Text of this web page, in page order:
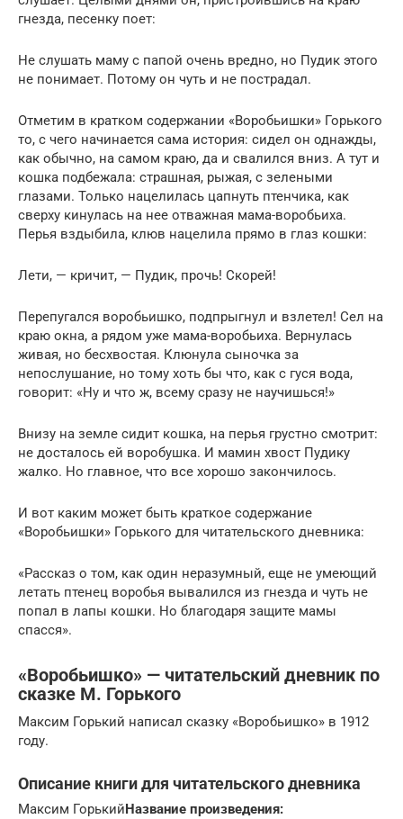
гнезда, песенку поет:
Не слушать маму с папой очень вредно, но Пудик этого
не понимает. Потому он чуть и не пострадал.
Отметим в кратком содержании «Воробьишки» Горького
то, с чего начинается сама история: сидел он однажды,
как обычно, на самом краю, да и свалился вниз. А тут и
кошка подбежала: страшная, рыжая, с зелеными
глазами. Только нацелилась цапнуть птенчика, как
сверху кинулась на нее отважная мама-воробьиха.
Перья вздыбила, клюв нацелила прямо в глаз кошки:
Лети, — кричит, — Пудик, прочь! Скорей!
Перепугался воробьишко, подпрыгнул и взлетел! Сел на
краю окна, а рядом уже мама-воробьиха. Вернулась
живая, но бесхвостая. Клюнула сыночка за
непослушание, но тому хоть бы что, как с гуся вода,
говорит: «Ну и что ж, всему сразу не научишься!»
Внизу на земле сидит кошка, на перья грустно смотрит:
не досталось ей воробушка. И мамин хвост Пудику
жалко. Но главное, что все хорошо закончилось.
И вот каким может быть краткое содержание
«Воробьишки» Горького для читательского дневника:
«Рассказ о том, как один неразумный, еще не умеющий
летать птенец воробья вывалился из гнезда и чуть не
попал в лапы кошки. Но благодаря защите мамы
спасся».
«Воробьишко» — читательский дневник по
сказке М. Горького
Максим Горький написал сказку «Воробьишко» в 1912
году.
Описание книги для читательского дневника
Максим ГорькийНазвание произведения: